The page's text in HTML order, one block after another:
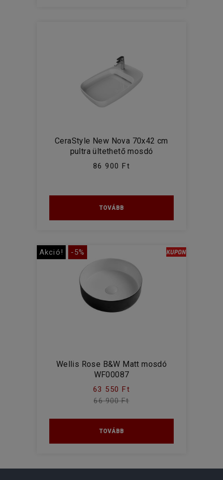
CeraStyle New Nova 70x42 cm
pultra ültethető mosdó
86 900 Ft
TOVÁBB
Akció! -5%
Wellis Rose B&W Matt mosdó
WF00087
63 550 Ft
66 900 Ft
TOVÁBB